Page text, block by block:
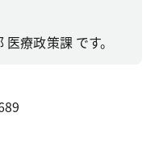
療政策課 です。